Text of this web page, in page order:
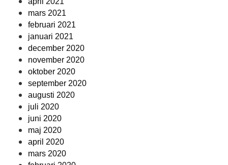
mars 2021
februari 2021
januari 2021
december 2020
november 2020
oktober 2020
september 2020
augusti 2020
juli 2020
juni 2020
maj 2020
april 2020
mars 2020